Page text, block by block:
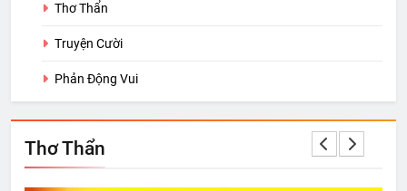
Thơ Thẩn
Truyện Cười
Phản Động Vui
Thơ Thẩn